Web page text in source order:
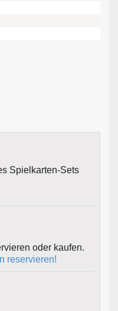
Spielkarten-Sets
oder kaufen.
reservieren!